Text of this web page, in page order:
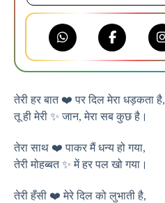
तेरी हर बात ❤️ पर दिल मेरा धड़कता है,
तू ही मेरी ✨ जान, मेरा सब कुछ है।
तेरा साथ ❤️ पाकर मैं धन्य हो गया,
तेरी मोहब्बत ✨ में हर पल खो गया।
तेरी हँसी ❤️ मेरे दिल को लुभाती है,